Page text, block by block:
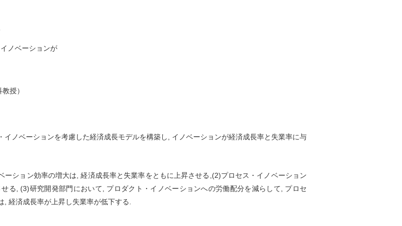
ノベーションが
授）
ノベーションを考慮した経済成長モデルを構築し, イノベーションが経済成長率と失業率に与
ション効率の増大は, 経済成長率と失業率をともに上昇させる,(2)プロセス・イノベーション
る, (3)研究開発部門において, プロダクト・イノベーションへの労働配分を減らして, プロセ
経済成長率が上昇し失業率が低下する.